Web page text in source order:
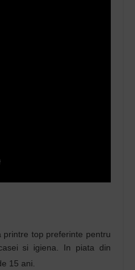
top preferinte pentru
si igiena. In piata din
15 ani.